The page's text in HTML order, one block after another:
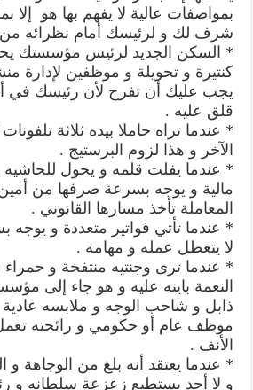
بمواصفات عالية لا يفهم بها هو إلا
شرف لك و لرئيسك أمام نظرائه من
* السكن الجديد لرئيس مؤسستك
كنتيرة و تحويلة و موظفين لإدارة
يجب عليك أن تفرح لأن رئيسك في
قلق عليه .
* عندما تراه حاملا بيده ثلاثة
الآخر و هذا لزوم البرستيج .
* عندما يفلت قلمه و يحول للحاشيه
مالية و يوجه بسرعة صرفها من
المعاملة تأخذ مسارها القانوني .
* عندما تأتي فواتير متعددة و
لا يتعطل عمله و مهامه .
* عندما ترى وجنتيه منتفخة و
النعمة باينه عليه و هو جاء إلى
ذابل و شاحب الوجه و ملابسه عادية
موظف عام أو حكومي و رائحته
الأنف .
* عندما يعتقد أنه بلغ من الوجاهة
و لا أحد يستطيع زعزعة سلطانه و